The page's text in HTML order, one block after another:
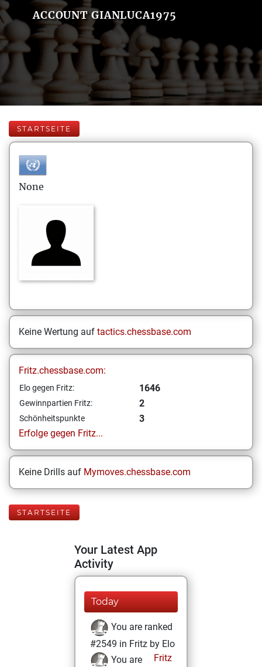
ACCOUNT GIANLUCA1975
STARTSEITE
None
Keine Wertung auf tactics.chessbase.com
Fritz.chessbase.com:
Elo gegen Fritz: 1646
Gewinnpartien Fritz: 2
Schönheitspunkte
3
Erfolge gegen Fritz...
Keine Drills auf Mymoves.chessbase.com
STARTSEITE
Your Latest App
Activity
Today
You are ranked
#2549 in Fritz by Elo
Fritz
You are